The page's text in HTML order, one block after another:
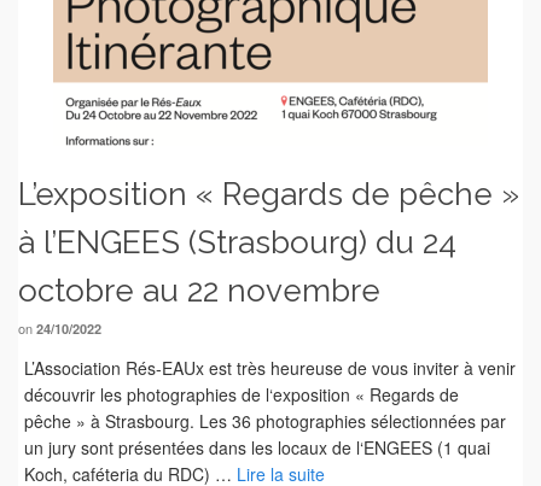
L’exposition « Regards de pêche »
à l’ENGEES (Strasbourg) du 24
octobre au 22 novembre
on 24/10/2022
L’Association Rés-EAUx est très heureuse de vous inviter à venir
découvrir les photographies de l‘exposition « Regards de
pêche » à Strasbourg. Les 36 photographies sélectionnées par
un jury sont présentées dans les locaux de l‘ENGEES (1 quai
Koch, caféteria du RDC) … Lire la suite